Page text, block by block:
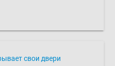
свои двери